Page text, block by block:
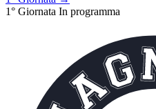
1° Giornata In programma